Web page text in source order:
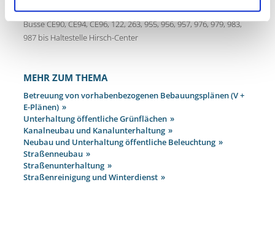
Busse CE90, CE94, CE96, 122, 263, 955, 956, 957, 976, 979, 983,
987 bis Haltestelle Hirsch-Center
MEHR ZUM THEMA
Betreuung von vorhabenbezogenen Bebauungsplänen (V +
E-Plänen)
Unterhaltung öffentliche Grünflächen
Kanalneubau und Kanalunterhaltung
Neubau und Unterhaltung öffentliche Beleuchtung
Straßenneubau
Straßenunterhaltung
Straßenreinigung und Winterdienst